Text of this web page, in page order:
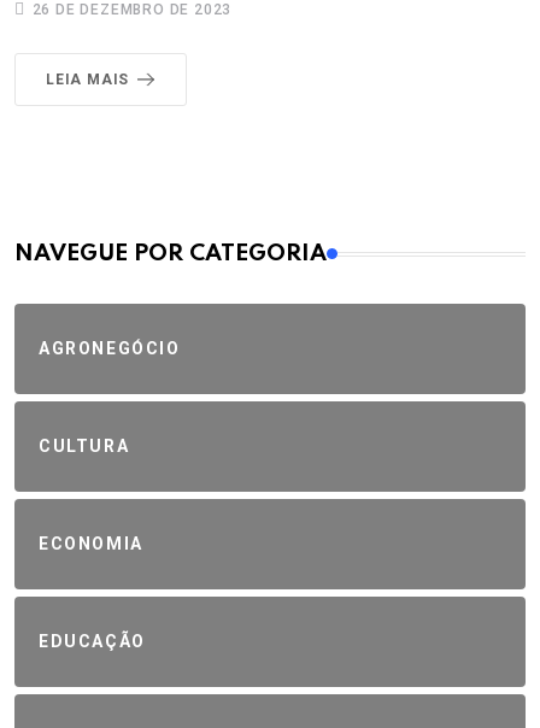
26 DE DEZEMBRO DE 2023
LEIA MAIS
MAIS VISTOS
NAVEGUE POR CATEGORIA
AGRONEGÓCIO
CULTURA
ECONOMIA
EDUCAÇÃO